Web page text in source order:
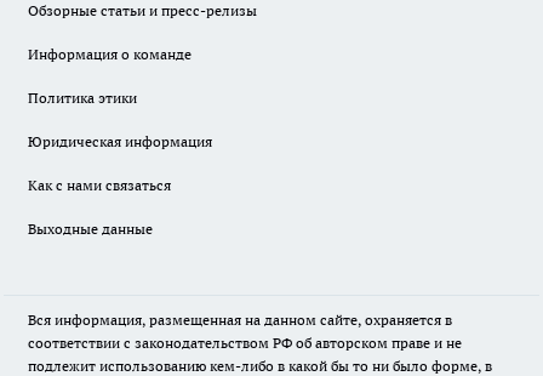
Обзорные статьи и пресс-релизы
Информация о команде
Политика этики
Юридическая информация
Как с нами связаться
Выходные данные
Вся информация, размещенная на данном сайте, охраняется в
соответствии с законодательством РФ об авторском праве и не
подлежит использованию кем-либо в какой бы то ни было форме, в